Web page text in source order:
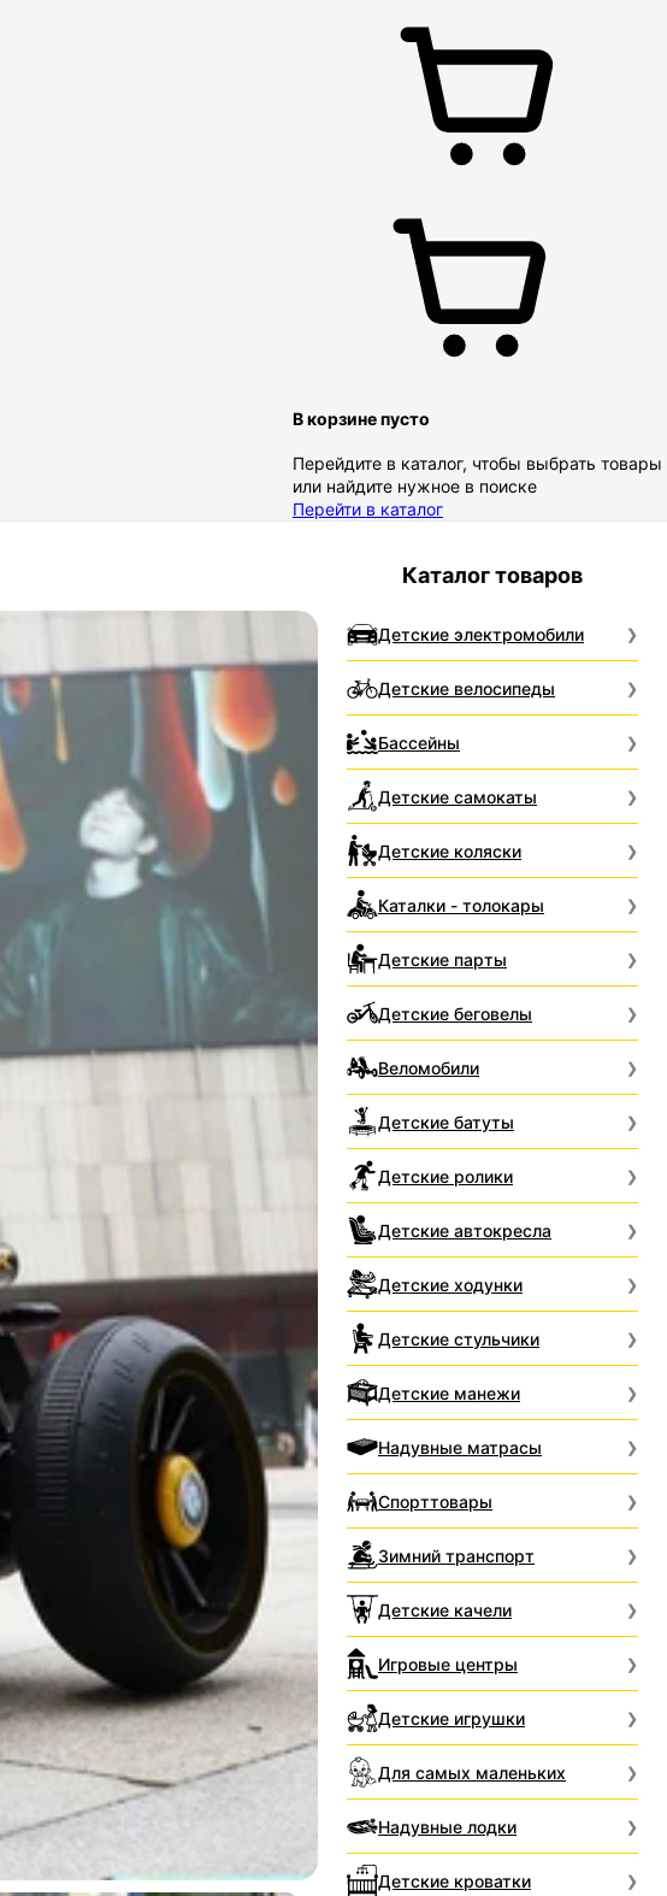
В корзине пусто
Перейдите в каталог, чтобы выбрать товары
или найдите нужное в поиске
Перейти в каталог
Каталог товаров
Детские электромобили
Детские велосипеды
Бассейны
Детские самокаты
Детские коляски
Каталки - толокары
Детские парты
Детские беговелы
Веломобили
Детские батуты
Детские ролики
Детские автокресла
Детские ходунки
Детские стульчики
Детские манежи
Надувные матрасы
Спорттовары
Зимний транспорт
Детские качели
Игровые центры
Детские игрушки
Для самых маленьких
Надувные лодки
Детские кроватки